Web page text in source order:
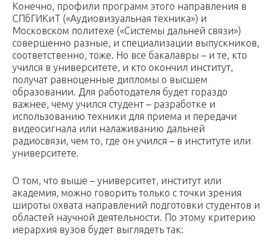
Конечно, профили программ этого направления в
СПбГИКиТ («Аудиовизуальная техника») и
Московском политехе («Системы дальней связи»)
совершенно разные, и специализации выпускников,
соответственно, тоже. Но все бакалавры – и те, кто
учился в университете, и кто окончил институт,
получат равноценные дипломы о высшем
образовании. Для работодателя будет гораздо
важнее, чему учился студент – разработке и
использованию техники для приема и передачи
видеосигнала или налаживанию дальней
радиосвязи, чем то, где он учился – в институте или
университете.
О том, что выше – университет, институт или
академия, можно говорить только с точки зрения
широты охвата направлений подготовки студентов и
областей научной деятельности. По этому критерию
иерархия вузов будет выглядеть так: